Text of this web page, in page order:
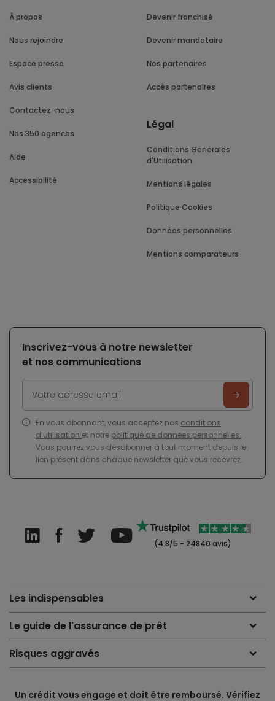
À propos
Nous rejoindre
Espace presse
Avis clients
Contactez-nous
Nos 350 agences
Aide
Accessibilité
Devenir franchisé
Devenir mandataire
Nos partenaires
Accès partenaires
Légal
Conditions Générales
d'Utilisation
Mentions légales
Politique Cookies
Données personnelles
Mentions comparateurs
Inscrivez-vous à notre newsletter
et nos communications
En vous abonnant, vous acceptez nos conditions
d’utilisation et notre politique de données personnelles .
Vous pourrez vous désabonner à tout moment depuis le
lien présent dans chaque newsletter que vous recevrez.
(4.8/5 - 24840 avis)
Les indispensables
Le guide de l'assurance de prêt
Risques aggravés
Un crédit vous engage et doit être remboursé. Vérifiez